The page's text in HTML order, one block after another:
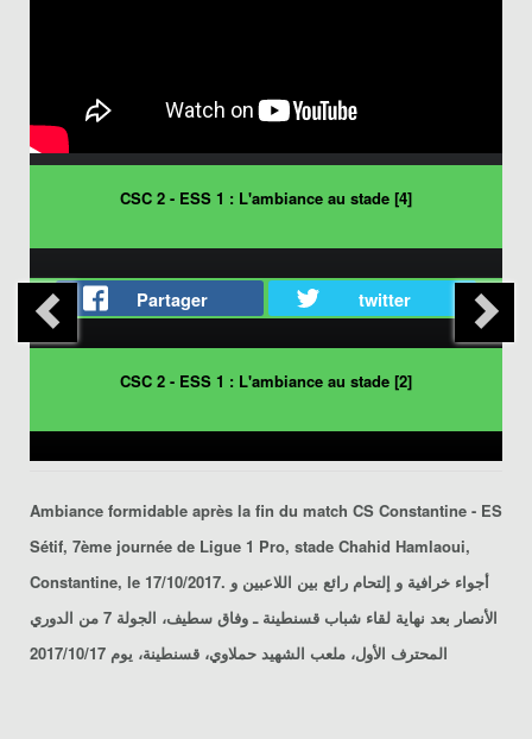
CSC 2 - ESS 1 : L'ambiance au stade [4]
Partager twitter
CSC 2 - ESS 1 : L'ambiance au stade [2]
Ambiance formidable après la fin du match CS Constantine - ES
Sétif, 7ème journée de Ligue 1 Pro, stade Chahid Hamlaoui,
Constantine, le 17/10/2017. أجواء خرافية و إلتحام رائع بين اللاعبين و
الأنصار بعد نهاية لقاء شباب قسنطينة ـ وفاق سطيف
، الجولة 7 من الدوري
المحترف الأول، ملعب الشهيد حملاوي، قسنطينة، يوم 2017/10/17